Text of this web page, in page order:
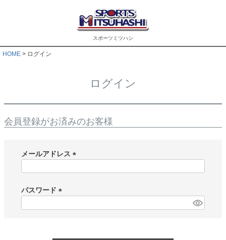
スポーツミツハシ
HOME ログイン
ログイン
会員登録がお済みのお客様
メールアドレス
)
パスワード